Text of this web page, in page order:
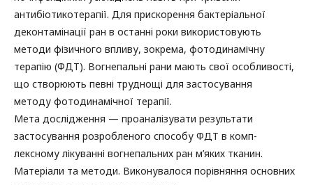
антибіотикотерапії. Для прискорення бактеріальної
деконтамінації ран в останні роки використовують
методи фізичного впливу, зокрема, фотодинамічну
терапію (ФДТ). Вогнепальні рани мають свої особливості,
що створюють певні труднощі для застосування
методу фотодинамічної терапії.
Мета дослідження — проаналізувати результати
застосування розробленого способу ФДТ в комп-
лексному лікуванні вогнепальних ран м’яких тканин.
Матеріали та методи. Виконувалося порівняння основних